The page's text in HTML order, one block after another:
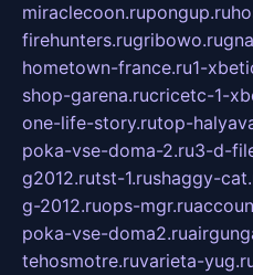
miraclecoon.rupongup.ru
firehunters.rugribowo.ru
hometown-france.ru1-
shop-garena.rucricetc-1-
one-life-story.rutop-
poka-vse-doma-2.ru3-d-
g2012.rutst-1.rushaggy-
g-2012.ruops-mgr.ru
poka-vse-doma2.ru
tehosmotre.ruvarieta-